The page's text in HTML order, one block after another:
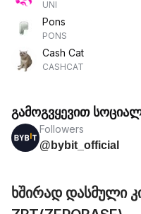
UNI
Pons
PONS
Cash Cat
CASHCAT
გამოგვყევით
Followers
@bybit_official
ხშირად დასმული